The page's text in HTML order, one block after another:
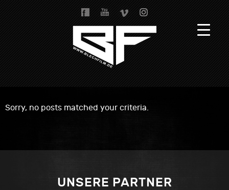
Sorry, no posts matched your criteria.
UNSERE PARTNER